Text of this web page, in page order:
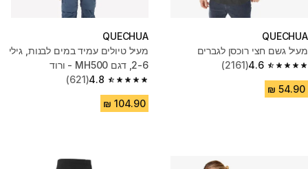
QUECHUA
מעיל גשם חצי רוכסן לגברים
4.6
4.6 out of 5 stars from 2161 reviews
(2161)
QUECHUA
מעיל טיולים עמיד במים לבנות, גילי
2-6, דגם MH500 - ורוד
4.8
4.8 out of 5 stars from 621 reviews
(621)